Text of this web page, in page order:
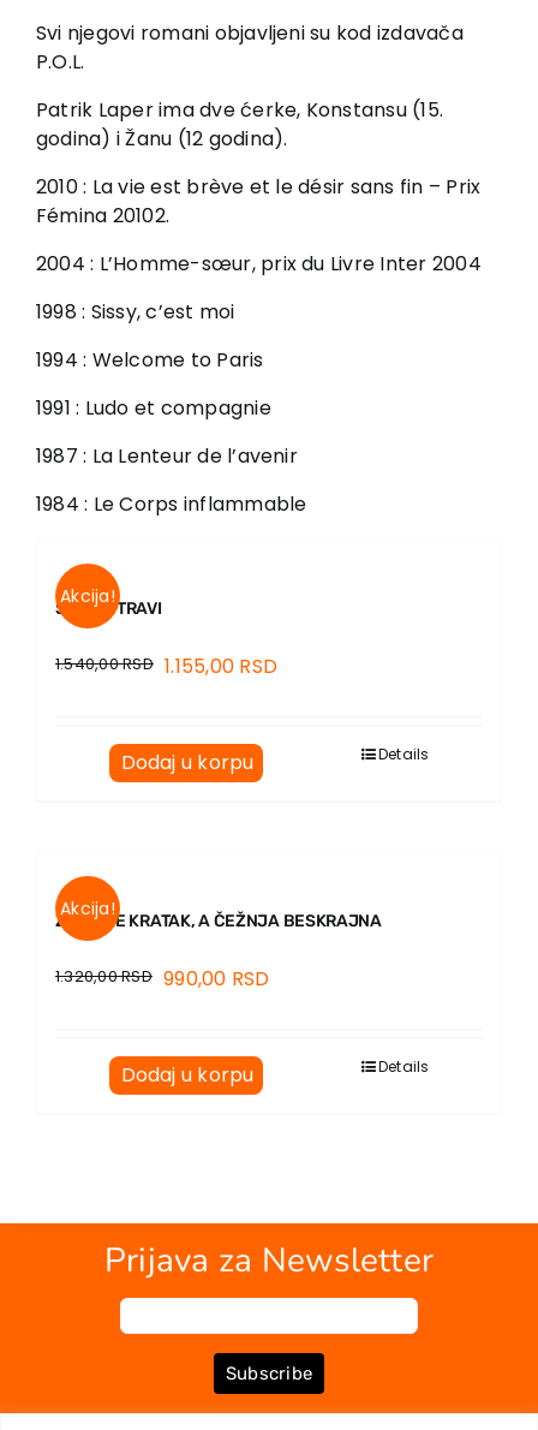
Svi njegovi romani objavljeni su kod izdavača
P.O.L.
Patrik Laper ima dve ćerke, Konstansu (15.
godina) i Žanu (12 godina).
2010 : La vie est brève et le désir sans fin – Prix
Fémina 20102.
2004 : L’Homme-sœur, prix du Livre Inter 2004
1998 : Sissy, c’est moi
1994 : Welcome to Paris
1991 : Ludo et compagnie
1987 : La Lenteur de l’avenir
1984 : Le Corps inflammable
Akcija!
SJAJ U TRAVI
1.540,00RSD 1.155,00 RSD
Dodaj u korpu Details
Akcija!
ŽIVOT JE KRATAK, A ČEŽNJA BESKRAJNA
1.320,00RSD 990,00 RSD
Dodaj u korpu Details
Prijava za Newsletter
Subscribe